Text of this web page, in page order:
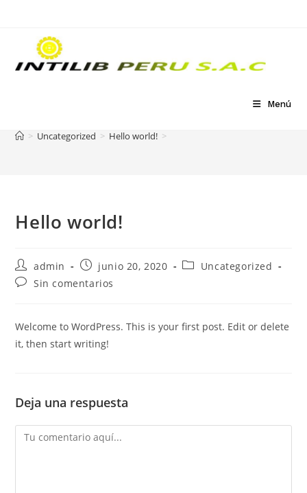
contenido
Menú
> Uncategorized > Hello world! >
Hello world!
Autor
de
la
admin
Publicación
de
la
junio 20, 2020
Categoría
Uncategorized
Comentarios
entrada:
Sin comentarios
Welcome to WordPress. This is your first post. Edit or delete
it, then start writing!
Deja una respuesta
Comentario